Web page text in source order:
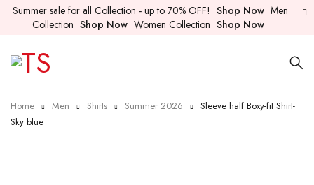
Summer sale for all Collection - up to 70% OFF! Shop Now Men
Collection Shop Now Women Collection Shop Now
Home Men Shirts Summer 2026
Sleeve half Boxy-fit Shirt-
Sky blue